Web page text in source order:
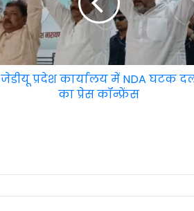
जेडीयू प्रदेश कार्यालय में NDA घटक
का प्रेस कॉन्फ्रेंस